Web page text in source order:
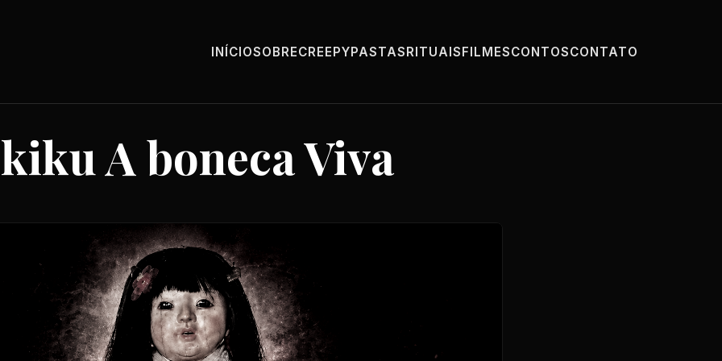
INÍCIOSOBRECREEPYPASTASRITUAISFILMESCONTOSCONTATO
A boneca Viva